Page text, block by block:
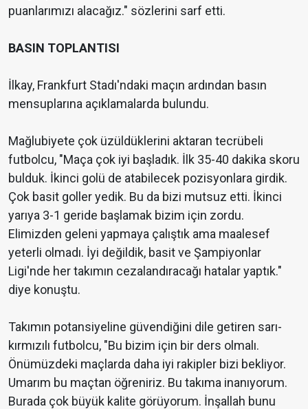
puanlarımızı alacağız." sözlerini sarf etti.
BASIN TOPLANTISI
İlkay, Frankfurt Stadı'ndaki maçın ardından basın
mensuplarına açıklamalarda bulundu.
Mağlubiyete çok üzüldüklerini aktaran tecrübeli
futbolcu, "Maça çok iyi başladık. İlk 35-40 dakika skoru
bulduk. İkinci golü de atabilecek pozisyonlara girdik.
Çok basit goller yedik. Bu da bizi mutsuz etti. İkinci
yarıya 3-1 geride başlamak bizim için zordu.
Elimizden geleni yapmaya çalıştık ama maalesef
yeterli olmadı. İyi değildik, basit ve Şampiyonlar
Ligi'nde her takımın cezalandıracağı hatalar yaptık."
diye konuştu.
Takımın potansiyeline güvendiğini dile getiren sarı-
kırmızılı futbolcu, "Bu bizim için bir ders olmalı.
Önümüzdeki maçlarda daha iyi rakipler bizi bekliyor.
Umarım bu maçtan öğreniriz. Bu takıma inanıyorum.
Burada çok büyük kalite görüyorum. İnşallah bunu